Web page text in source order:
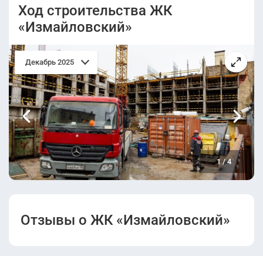
декларация.pdf
строительство.pdf
Проектная
декларация от
10.04.2024.pdf
07.05.2024.pdf
Ход строительства ЖК
«Измайловский»
Декабрь 2025
1/4
Отзывы о ЖК «Измайловский»